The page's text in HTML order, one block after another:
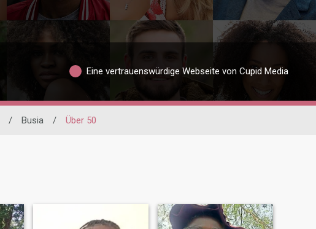
Eine vertrauenswürdige Webseite von Cupid Media
/ Busia / Über 50